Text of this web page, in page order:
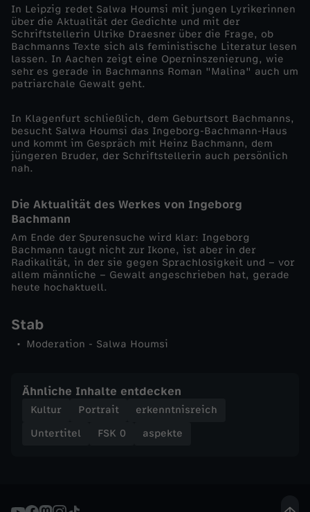
–
E
i
n
e
o
n
u
n
s
?
In Leipzig redet Salwa Houmsi mit jungen Lyrikerinnen
über die Aktualität der Gedichte und mit der
Schriftstellerin Ulrike Draesner über die Frage, ob
Bachmanns Texte sich als feministische Literatur lesen
lassen. In Aachen zeigt eine Operninszenierung, wie
sehr es gerade in Bachmanns Roman "Malina" auch um
patriarchale Gewalt geht.
In Klagenfurt schließlich, dem Geburtsort Bachmanns,
besucht Salwa Houmsi das Ingeborg-Bachmann-Haus
und kommt im Gespräch mit Heinz Bachmann, dem
jüngeren Bruder, der Schriftstellerin auch persönlich
nah.
Die Aktualität des Werkes von Ingeborg
Bachmann
Am Ende der Spurensuche wird klar: Ingeborg
Bachmann taugt nicht zur Ikone, ist aber in der
Radikalität, in der sie gegen Sprachlosigkeit und – vor
allem männliche – Gewalt angeschrieben hat, gerade
heute hochaktuell.
Stab
Moderation - Salwa Houmsi
Ähnliche Inhalte entdecken
Kultur Portrait
erkenntnisreich
Untertitel
FSK 0 aspekte